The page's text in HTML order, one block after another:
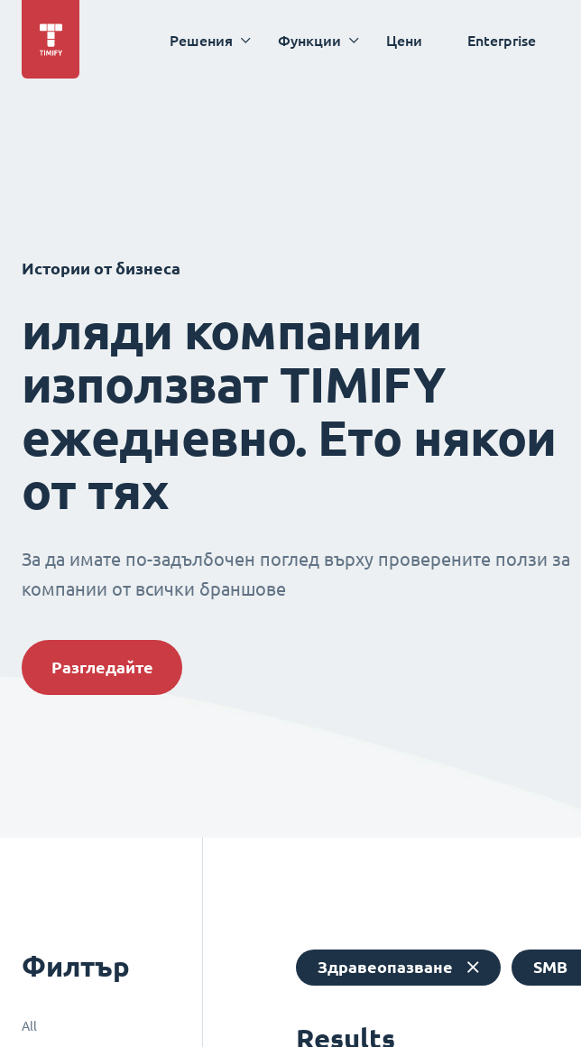
Решения Функции Цени Enterprise
Истории от бизнеса
иляди компании
използват TIMIFY
ежедневно. Ето някои
от тях
За да имате по-задълбочен поглед върху проверените ползи за
компании от всички браншове
Разгледайте
Филтър
All
Здравеопазване SMB
Results